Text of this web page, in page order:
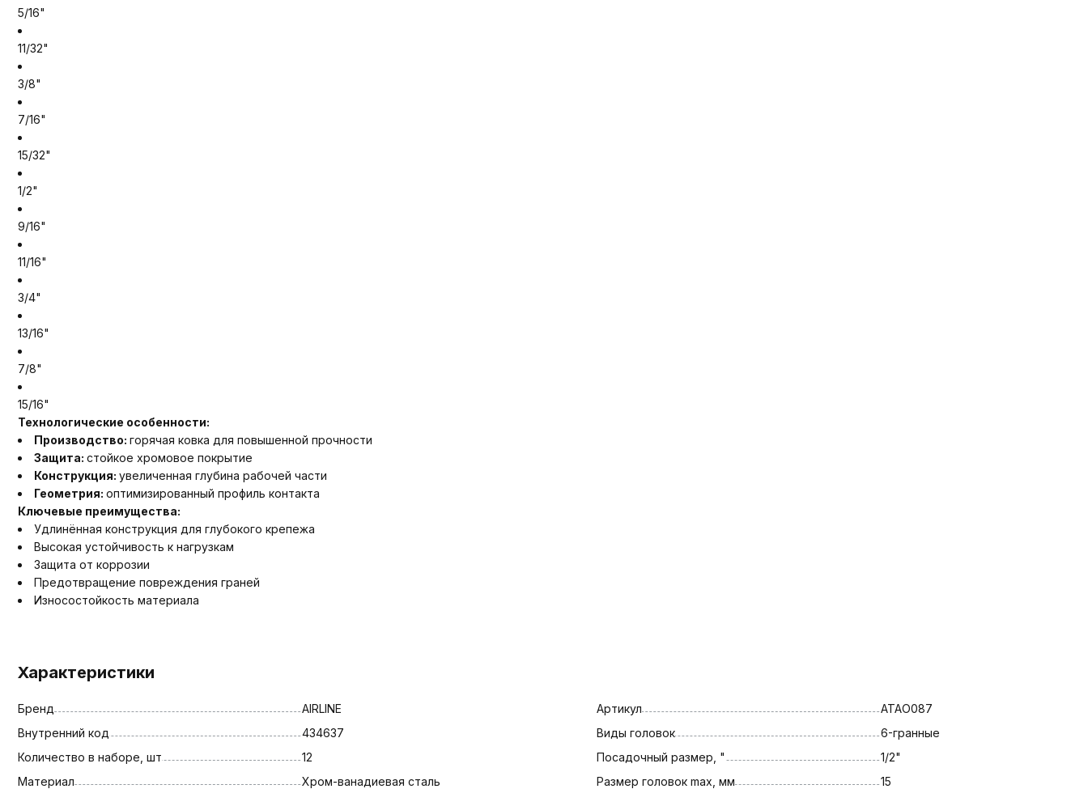
5/16"
11/32"
3/8"
7/16"
15/32"
1/2"
9/16"
11/16"
3/4"
13/16"
7/8"
15/16"
Технологические особенности:
Производство: горячая ковка для повышенной прочности
Защита: стойкое хромовое покрытие
Конструкция: увеличенная глубина рабочей части
Геометрия: оптимизированный профиль контакта
Ключевые преимущества:
Удлинённая конструкция для глубокого крепежа
Высокая устойчивость к нагрузкам
Защита от коррозии
Предотвращение повреждения граней
Износостойкость материала
Характеристики
Бренд
AIRLINE
Внутренний код
434637
Количество в наборе, шт
12
Материал
Хром-ванадиевая сталь
Артикул
ATAO087
Виды головок
6-гранные
Посадочный размер, "
1/2"
Размер головок max, мм
15